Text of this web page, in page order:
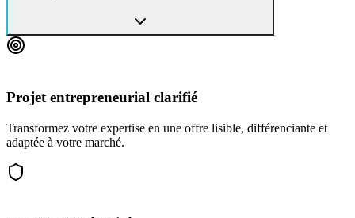
Projet entrepreneurial clarifié
Transformez votre expertise en une offre lisible, différenciante et
adaptée à votre marché.